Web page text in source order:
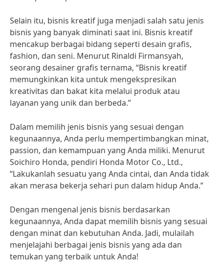
Selain itu, bisnis kreatif juga menjadi salah satu jenis
bisnis yang banyak diminati saat ini. Bisnis kreatif
mencakup berbagai bidang seperti desain grafis,
fashion, dan seni. Menurut Rinaldi Firmansyah,
seorang desainer grafis ternama, “Bisnis kreatif
memungkinkan kita untuk mengekspresikan
kreativitas dan bakat kita melalui produk atau
layanan yang unik dan berbeda.”
Dalam memilih jenis bisnis yang sesuai dengan
kegunaannya, Anda perlu mempertimbangkan minat,
passion, dan kemampuan yang Anda miliki. Menurut
Soichiro Honda, pendiri Honda Motor Co., Ltd.,
“Lakukanlah sesuatu yang Anda cintai, dan Anda tidak
akan merasa bekerja sehari pun dalam hidup Anda.”
Dengan mengenal jenis bisnis berdasarkan
kegunaannya, Anda dapat memilih bisnis yang sesuai
dengan minat dan kebutuhan Anda. Jadi, mulailah
menjelajahi berbagai jenis bisnis yang ada dan
temukan yang terbaik untuk Anda!